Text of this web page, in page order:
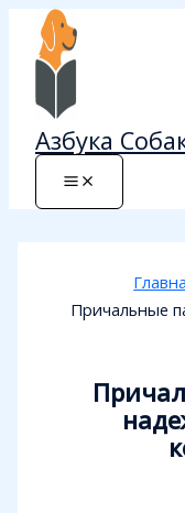
Перейти
содержимому
Азбука
Причальные